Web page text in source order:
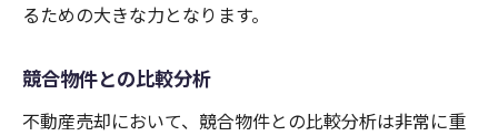
るための大きな力となります。
競合物件との比較分析
不動産売却において、競合物件との比較分析は非常に重